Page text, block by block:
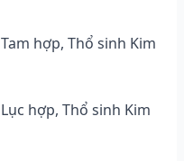
Tam hợp, Thổ sinh Kim
Lục hợp, Thổ sinh Kim